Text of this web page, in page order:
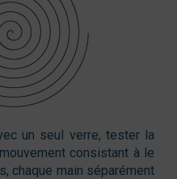
un seul verre, tester la
consistant à le
chaque main séparément